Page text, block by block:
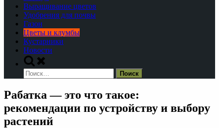
Выращивание цветов
Удобрения для почвы
Газон
Цветы и клумбы
Кустарники
Новости
Toggle
search
form
Найти:
Рабатка — это что такое:
рекомендации по устройству и выбору
растений